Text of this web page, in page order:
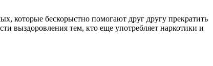
которые бескорыстно помогают друг другу прекратить
выздоровления тем, кто еще употребляет наркотики и